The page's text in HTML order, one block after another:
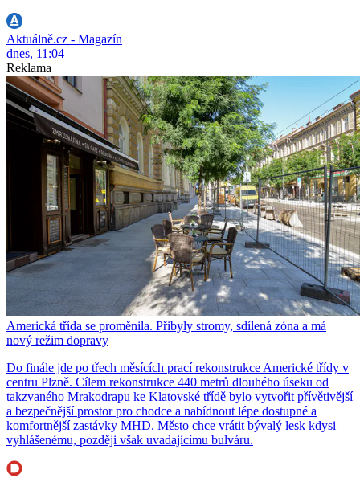
Aktuálně.cz - Magazín
dnes, 11:04
Reklama
Americká třída se proměnila. Přibyly stromy, sdílená zóna a má
nový režim dopravy
Do finále jde po třech měsících prací rekonstrukce Americké třídy v
centru Plzně. Cílem rekonstrukce 440 metrů dlouhého úseku od
takzvaného Mrakodrapu ke Klatovské třídě bylo vytvořit přívětivější
a bezpečnější prostor pro chodce a nabídnout lépe dostupné a
komfortnější zastávky MHD. Město chce vrátit bývalý lesk kdysi
vyhlášenému, později však uvadajícímu bulváru.